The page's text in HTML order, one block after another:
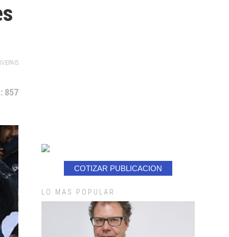
857
COTIZAR PUBLICACION
LO MAS POPULAR